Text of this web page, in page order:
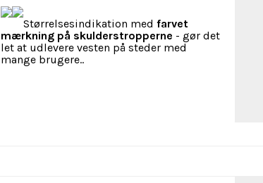
Størrelsesindikation medfarvet
mærkning på skulderstropperne - gør det
let at udlevere vesten på steder med
mange brugere..